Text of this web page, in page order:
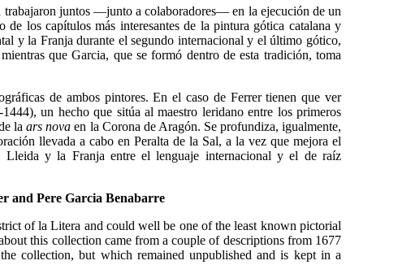
trabajaron juntos —junto a colaboradores— en la ejecución de un
los capítulos más interesantes de la pintura gótica catalana y
y la Franja durante el segundo internacional y el último gótico,
que Garcia, que se formó dentro de esta tradición, toma
de ambos pintores. En el caso de Ferrer tienen que ver
un hecho que sitúa al maestro leridano entre los primeros
laars nova en la Corona de Aragón. Se profundiza, igualmente,
llevada a cabo en Peralta de la Sal, a la vez que mejora el
Lleida y la Franja entre el lenguaje internacional y el de raíz
and Pere Garcia Benabarre
of la Litera and could well be one of the least known pictorial
this collection came from a couple of descriptions from 1677
collection, but which remained unpublished and is kept in a